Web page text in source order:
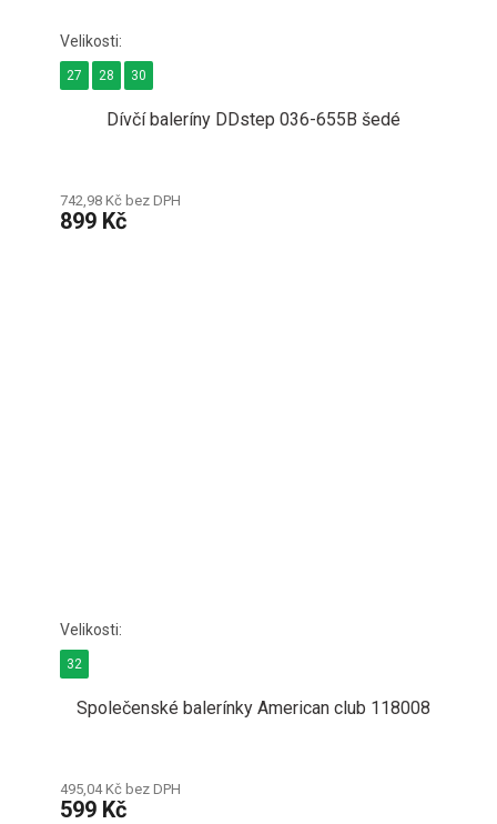
Dívčí baleríny DDstep 036-655B šedé
742,98 Kč bez DPH
899 Kč
27 28 30
Společenské balerínky American club 118008
495,04 Kč bez DPH
599 Kč
32